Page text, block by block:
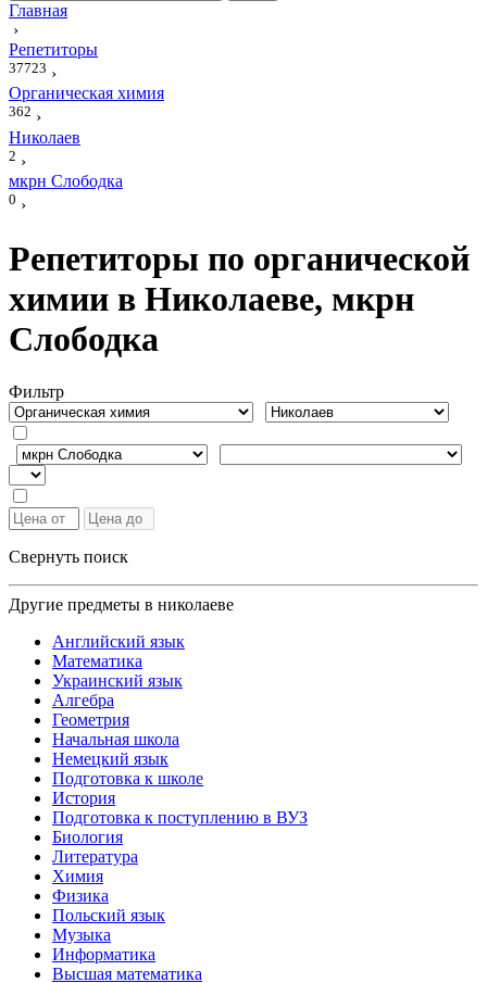
Главная
›
Репетиторы
37723 ›
Органическая химия
362 ›
Николаев
2 ›
мкрн Слободка
0 ›
Репетиторы по органической
химии в Николаеве, мкрн
Слободка
Фильтр
Свернуть поиск
Другие предметы в николаеве
Английский язык
Математика
Украинский язык
Алгебра
Геометрия
Начальная школа
Немецкий язык
Подготовка к школе
История
Подготовка к поступлению в ВУЗ
Биология
Литература
Химия
Физика
Польский язык
Музыка
Информатика
Высшая математика